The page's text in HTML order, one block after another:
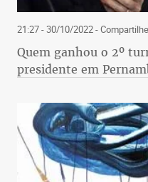
21:27 - 30/10/2022- Compartilhe
Quem ganhou o 2º
presidente em